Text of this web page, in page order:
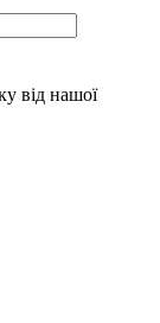
від нашої